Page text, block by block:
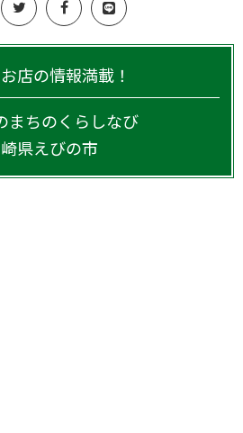
店の情報満載！
まちのくらしなび
県えびの市